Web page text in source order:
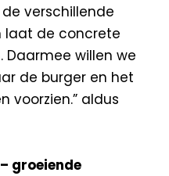
verschillende
laat de concrete
Daarmee willen we
de burger en het
voorzien.” aldus
groeiende